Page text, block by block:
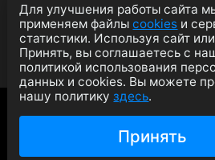
Мойки из нержавейки
Смесители
Аксессуары
© 2026
Политика
Для улучшения работы сайта
применяем файлыcookies и
статистики. Используя сайт
Принять, вы соглашаетесь с
политикой использования
данных и cookies. Вы можете
нашу политикуздесь.
Принять